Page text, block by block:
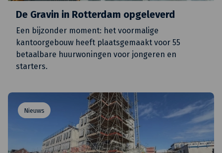
De Gravin in Rotterdam opgeleverd
Een bijzonder moment: het voormalige
kantoorgebouw heeft plaatsgemaakt voor 55
betaalbare huurwoningen voor jongeren en
starters.
Nieuws